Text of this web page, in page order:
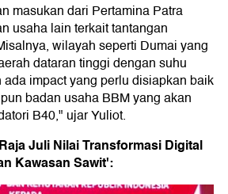
masukan dari Pertamina Patra
usaha lain terkait tantangan
wilayah seperti Dumai yang
dataran tinggi dengan suhu
impact yang perlu disiapkan baik
badan usaha BBM yang akan
B40," ujar Yuliot.
Juli Nilai Transformasi Digital
Kawasan Sawit':